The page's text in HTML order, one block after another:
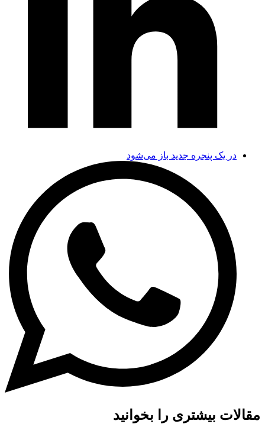
در یک پنجره جدید باز می‌شود
مقالات بیشتری را بخوانید